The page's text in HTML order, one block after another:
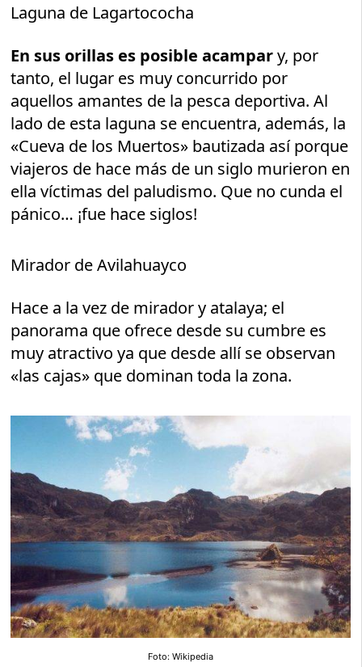
Laguna de Lagartococha
En sus orillas es posible acampary, por
tanto, el lugar es muy concurrido por
aquellos amantes de la pesca deportiva. Al
lado de esta laguna se encuentra, además, la
«Cueva de los Muertos» bautizada así porque
viajeros de hace más de un siglo murieron en
ella víctimas del paludismo. Que no cunda el
pánico… ¡fue hace siglos!
Mirador de Avilahuayco
Hace a la vez de mirador y atalaya; el
panorama que ofrece desde su cumbre es
muy atractivo ya que desde allí se observan
«las cajas» que dominan toda la zona.
Foto: Wikipedia